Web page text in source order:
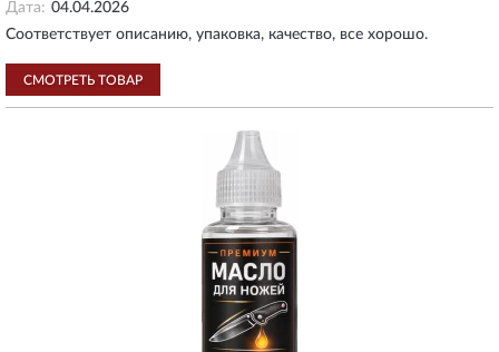
Дата: 04.04.2026
Соответствует описанию, упаковка, качество, все хорошо.
СМОТРЕТЬ ТОВАР